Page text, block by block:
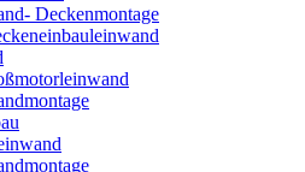
Deckenmontage